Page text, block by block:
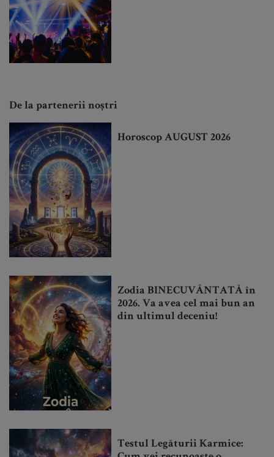
De la partenerii noștri
Horoscop AUGUST 2026
Zodia BINECUVÂNTATĂ în
2026. Va avea cel mai bun an
din ultimul deceniu!
Testul Legăturii Karmice: